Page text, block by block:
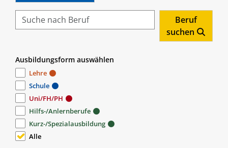
Beruf
suchen
Ausbildungsform auswählen
Lehre
Schule
Uni/FH/PH
Hilfs-/Anlernberufe
Kurz-/Spezialausbildung
Alle